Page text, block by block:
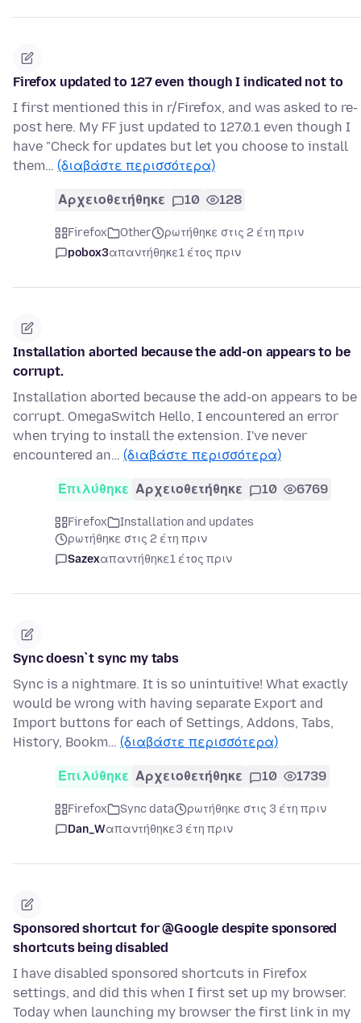
Firefox updated to 127 even though I indicated not to
I first mentioned this in r/Firefox, and was asked to re-
post here. My FF just updated to 127.0.1 even though I
have "Check for updates but let you choose to install
them… (διαβάστε περισσότερα)
Αρχειοθετήθηκε 10 128
Firefox Other
ρωτήθηκε στις 2 έτη πριν
pobox3απαντήθηκε1 έτος πριν
Installation aborted because the add-on appears to be
corrupt.
Installation aborted because the add-on appears to be
corrupt. OmegaSwitch Hello, I encountered an error
when trying to install the extension. I've never
encountered an… (διαβάστε περισσότερα)
Επιλύθηκε Αρχειοθετήθηκε 10 6769
Firefox
Installation and updates
ρωτήθηκε στις 2 έτη πριν
Sazexαπαντήθηκε1 έτος πριν
Sync doesn`t sync my tabs
Sync is a nightmare. It is so unintuitive! What exactly
would be wrong with having separate Export and
Import buttons for each of Settings, Addons, Tabs,
History, Bookm… (διαβάστε περισσότερα)
Επιλύθηκε Αρχειοθετήθηκε 10 1739
Firefox Sync data
ρωτήθηκε στις 3 έτη πριν
Dan_Wαπαντήθηκε3 έτη πριν
Sponsored shortcut for @Google despite sponsored
shortcuts being disabled
I have disabled sponsored shortcuts in Firefox
settings, and did this when I first set up my browser.
Today when launching my browser the first link in my